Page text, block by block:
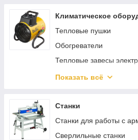
Пневматические лобзики
Климатическое
Тепловые пушки
Обогреватели
Тепловые завесы
Водонагреватели
Аккумуляторные
Показать всё
Станки
Станки для работы с
Сверлильные станки